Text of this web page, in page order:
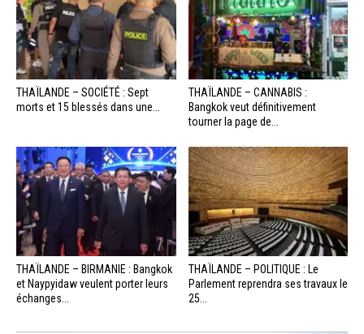
THAÏLANDE – SOCIÉTÉ : Sept
morts et 15 blessés dans une...
THAÏLANDE – CANNABIS :
Bangkok veut définitivement
tourner la page de...
THAÏLANDE – BIRMANIE : Bangkok
et Naypyidaw veulent porter leurs
échanges...
THAÏLANDE – POLITIQUE : Le
Parlement reprendra ses travaux le
25...